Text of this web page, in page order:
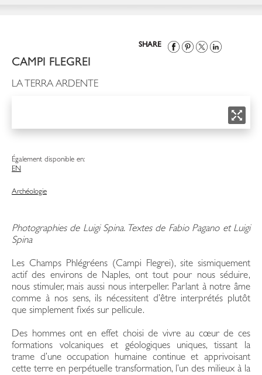
SHARE
CAMPI FLEGREI
LA TERRA ARDENTE
Également disponible en:
EN
Archéologie
Photographies de Luigi Spina. Textes de Fabio Pagano et Luigi
Spina
Les Champs Phlégréens (Campi Flegrei), site sismiquement
actif des environs de Naples, ont tout pour nous séduire,
nous stimuler, mais aussi nous interpeller. Parlant à notre âme
comme à nos sens, ils nécessitent d’être interprétés plutôt
que simplement fixés sur pellicule.
Des hommes ont en effet choisi de vivre au cœur de ces
formations volcaniques et géologiques uniques, tissant la
trame d’une occupation humaine continue et apprivoisant
cette terre en perpétuelle transformation, l’un des milieux à la